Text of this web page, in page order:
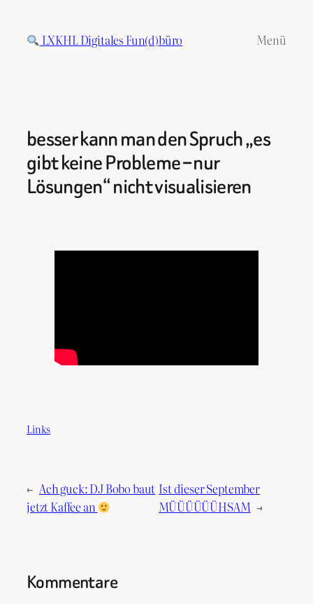
Inhalt
springen
LXKHL Digitales Fun(d)büro Menü
besser kann man den Spruch „es
gibt keine Probleme – nur
Lösungen“ nicht visualisieren
Links
← Ach guck: DJ Bobo baut
jetzt Kaffee an
Ist dieser September
MÜÜÜÜÜÜHSAM →
Kommentare